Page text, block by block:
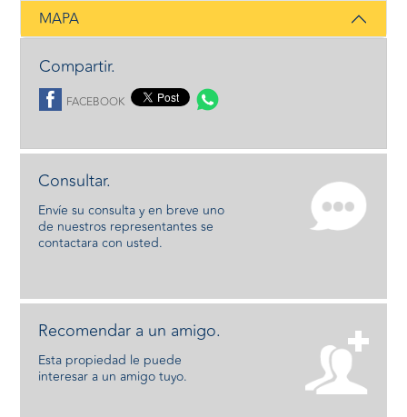
MAPA
Compartir.
FACEBOOK
Consultar.
Envíe su consulta y en breve uno
de nuestros representantes se
contactara con usted.
Recomendar a un amigo.
Esta propiedad le puede
interesar a un amigo tuyo.